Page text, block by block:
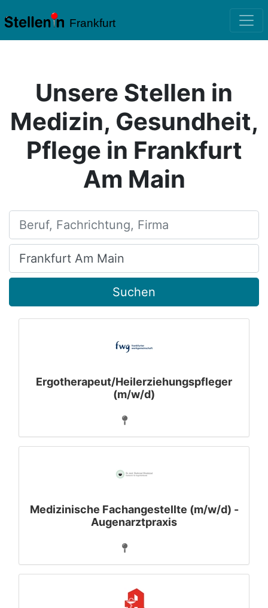
Frankfurt
Unsere Stellen in
Medizin, Gesundheit,
Pflege in Frankfurt
Am Main
Beruf, Fachrichtung, Firma
Ort, Stadt
Suchen
Ergotherapeut/Heilerziehungspfleger
(m/w/d)
Medizinische Fachangestellte (m/w/d) -
Augenarztpraxis